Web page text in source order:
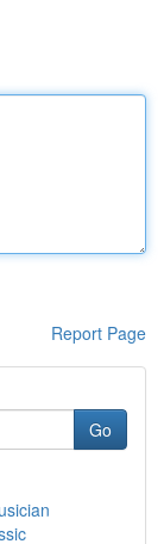
Report Page
Go